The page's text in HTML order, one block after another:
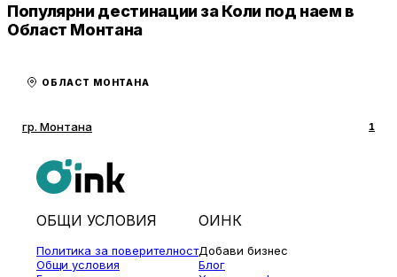
Популярни дестинации за Коли под наем в
Област Монтана
ОБЛАСТ МОНТАНА
гр. Монтана 1
ОБЩИ УСЛОВИЯ
Политика за поверителност
Общи условия
ОИНК
Добави бизнес
Блог